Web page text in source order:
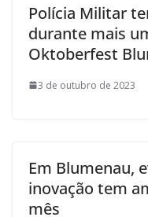
Polícia Militar
durante mais
Oktoberfest
3 de outubro de 2023
Em Blumenau,
inovação tem
mês